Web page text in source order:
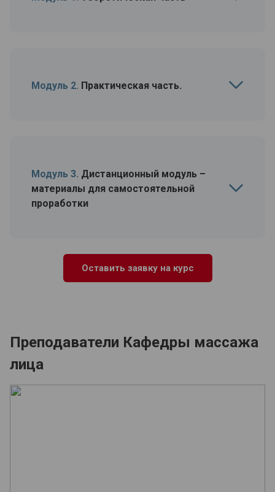
Модуль 2. Практическая часть.
Модуль 3. Дистанционный модуль –
материалы для самостоятельной
проработки
Оставить заявку на курс
Преподаватели Кафедры массажа
лица